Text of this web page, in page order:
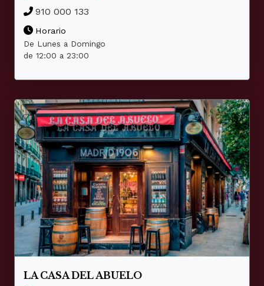
910 000 133
Horario
De Lunes a Domingo
de 12:00 a 23:00
LA CASA DEL ABUELO